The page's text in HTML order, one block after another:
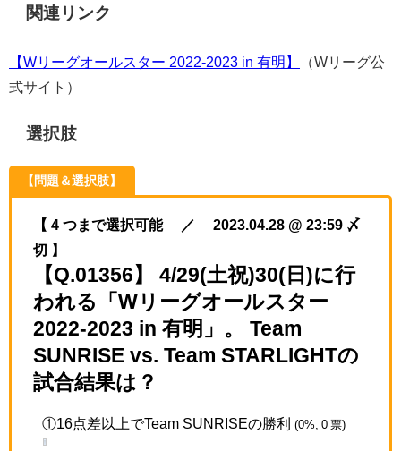
関連リンク
【Wリーグオールスター 2022‐2023 in 有明】
（Wリーグ公
式サイト）
選択肢
【問題＆選択肢】
【 4 つまで選択可能 ／ 2023.04.28 @ 23:59 〆
切 】
【Q.01356】 4/29(土祝)30(日)に行
われる「Wリーグオールスター
2022‐2023 in 有明」。 Team
SUNRISE vs. Team STARLIGHTの
試合結果は？
①16点差以上でTeam SUNRISEの勝利 (0%, 0 票)